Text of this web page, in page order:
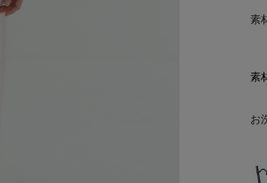
素
素
お